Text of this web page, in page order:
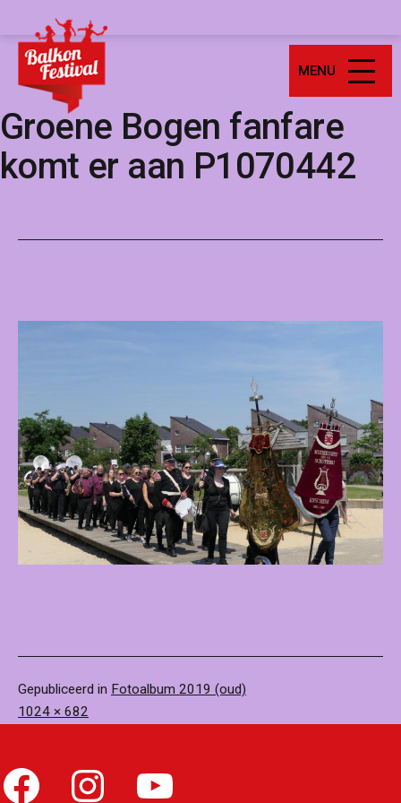
naar
inhoud
Balkonfestival
MENU
Groene Bogen fanfare
komt er aan P1070442
Gepubliceerd in Fotoalbum 2019 (oud)
Volledige
1024 × 682
Facebook Instagram